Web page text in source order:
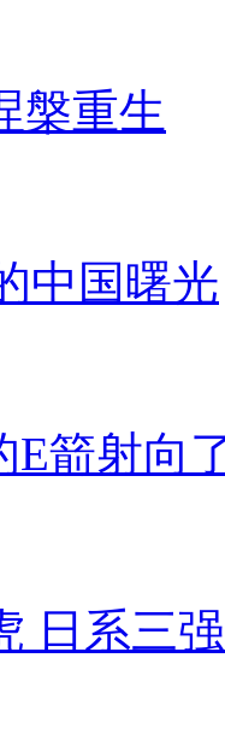
槃重生
中国曙光
E箭射向
日系三